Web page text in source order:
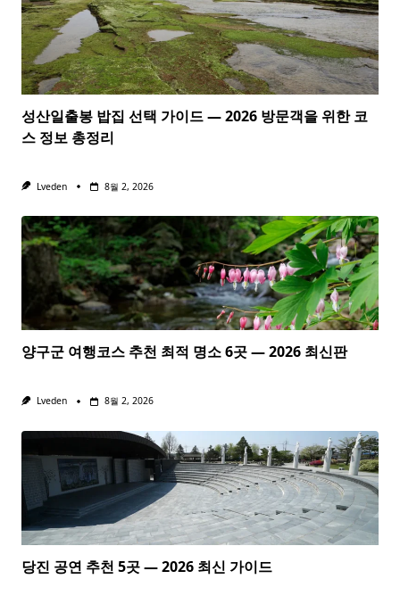
성산일출봉 밥집 선택 가이드 — 2026 방문객을 위한 코
스 정보 총정리
Lveden 8월 2, 2026
양구군 여행코스 추천 최적 명소 6곳 — 2026 최신판
Lveden 8월 2, 2026
당진 공연 추천 5곳 — 2026 최신 가이드